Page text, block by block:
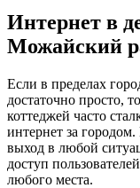
Интернет в
Можайский
Если в пределах
достаточно просто,
коттеджей часто
интернет за
выход в любой
доступ
любого места.